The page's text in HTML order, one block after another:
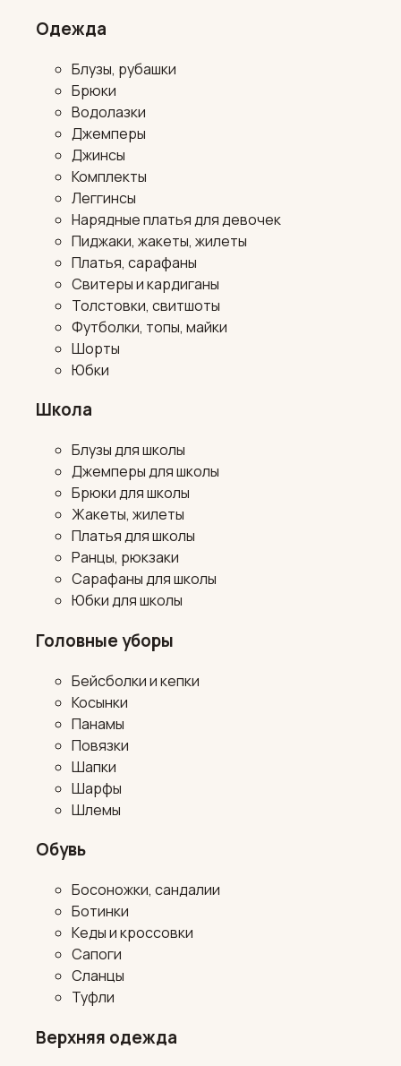
Одежда
Блузы, рубашки
Брюки
Водолазки
Джемперы
Джинсы
Комплекты
Леггинсы
Нарядные платья для девочек
Пиджаки, жакеты, жилеты
Платья, сарафаны
Свитеры и кардиганы
Толстовки, свитшоты
Футболки, топы, майки
Шорты
Юбки
Школа
Блузы для школы
Джемперы для школы
Брюки для школы
Жакеты, жилеты
Платья для школы
Ранцы, рюкзаки
Сарафаны для школы
Юбки для школы
Головные уборы
Бейсболки и кепки
Косынки
Панамы
Повязки
Шапки
Шарфы
Шлемы
Обувь
Босоножки, сандалии
Ботинки
Кеды и кроссовки
Сапоги
Сланцы
Туфли
Верхняя одежда